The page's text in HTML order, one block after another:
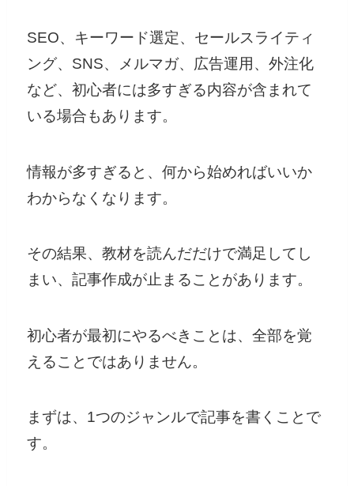
SEO、キーワード選定、セールスライティ
ング、SNS、メルマガ、広告運用、外注化
など、初心者には多すぎる内容が含まれて
いる場合もあります。
情報が多すぎると、何から始めればいいか
わからなくなります。
その結果、教材を読んだだけで満足してし
まい、記事作成が止まることがあります。
初心者が最初にやるべきことは、全部を覚
えることではありません。
まずは、1つのジャンルで記事を書くことで
す。